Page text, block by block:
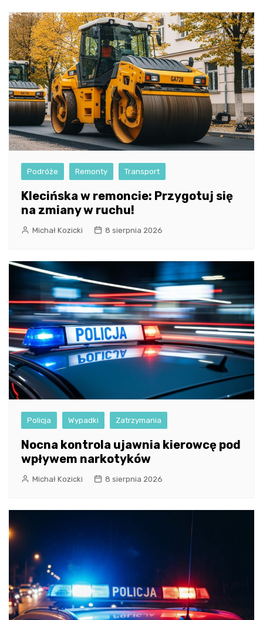
Podróże Remonty Transport
Klecińska w remoncie: Przygotuj się
na zmiany w ruchu!
Michał Kozicki 8 sierpnia 2026
Policja Wypadki Zatrzymania
Nocna kontrola ujawnia kierowcę pod
wpływem narkotyków
Michał Kozicki 8 sierpnia 2026